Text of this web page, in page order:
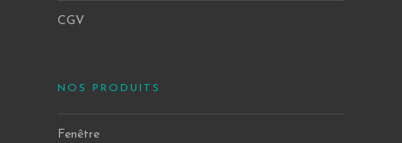
CGV
NOS PRODUITS
Fenêtre